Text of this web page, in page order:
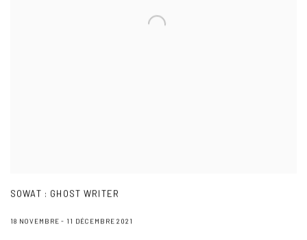
SOWAT : GHOST WRITER
18 NOVEMBRE - 11 DÉCEMBRE 2021